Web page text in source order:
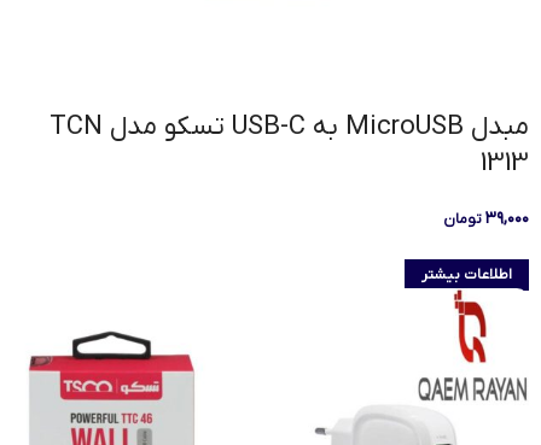
مبدل MicroUSB به USB-C تسکو مدل TCN
1313
۳۹,۰۰۰تومان
اطلاعات بیشتر